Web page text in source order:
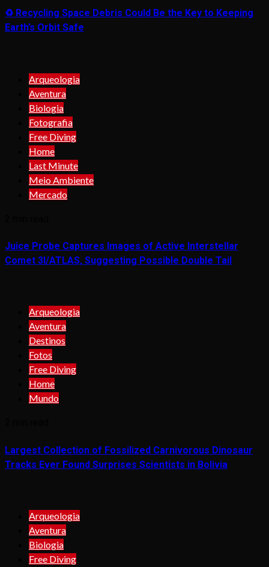
♻️ Recycling Space Debris Could Be the Key to Keeping
Earth’s Orbit Safe
Arqueologia
Aventura
Biologia
Fotografia
Free Diving
Home
Last Minute
Meio Ambiente
Mercado
Juice Probe Captures Images of Active Interstellar
Comet 3I/ATLAS, Suggesting Possible Double Tail
Arqueologia
Aventura
Destinos
Fotos
Free Diving
Home
Mundo
Largest Collection of Fossilized Carnivorous Dinosaur
Tracks Ever Found Surprises Scientists in Bolivia
Arqueologia
Aventura
Biologia
Free Diving